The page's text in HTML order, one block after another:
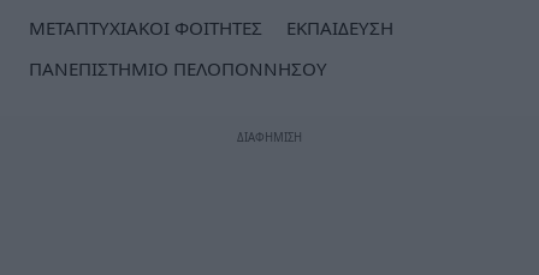
ΜΕΤΑΠΤΥΧΙΑΚΟΙ ΦΟΙΤΗΤΕΣ
ΕΚΠΑΙΔΕΥΣΗ
ΠΑΝΕΠΙΣΤΗΜΙΟ ΠΕΛΟΠΟΝΝΗΣΟΥ